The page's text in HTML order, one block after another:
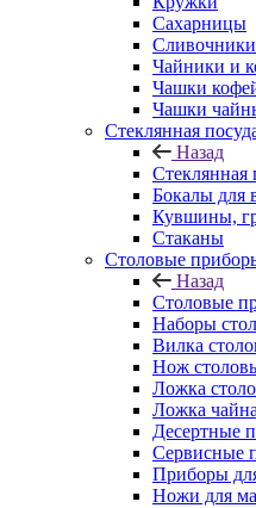
Сахарницы
Чайники и
Чашки
Чашки
Стеклянная
Назад
Стеклянная
Бокалы для
Кувшины,
Стаканы
Столовые
Назад
Столовые
Наборы
Вилка
Нож
Ложка
Ложка
Десертные
Сервисные
Приборы
Ножи для